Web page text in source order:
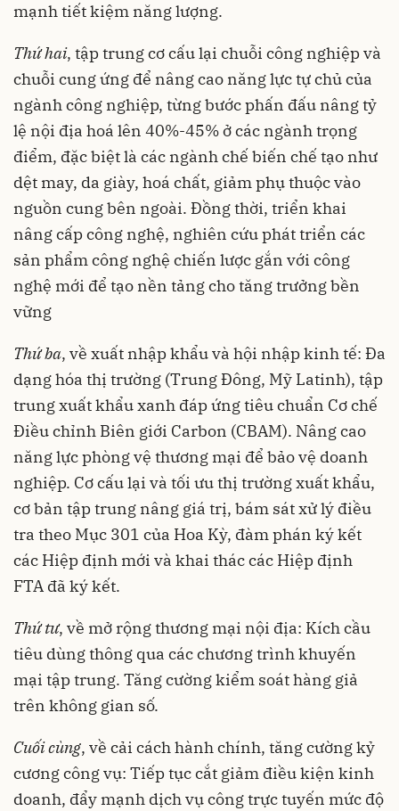
mạnh tiết kiệm năng lượng.
Thứ hai, tập trung cơ cấu lại chuỗi công nghiệp và
chuỗi cung ứng để nâng cao năng lực tự chủ của
ngành công nghiệp, từng bước phấn đấu nâng tỷ
lệ nội địa hoá lên 40%-45% ở các ngành trọng
điểm, đặc biệt là các ngành chế biến chế tạo như
dệt may, da giày, hoá chất, giảm phụ thuộc vào
nguồn cung bên ngoài. Đồng thời, triển khai
nâng cấp công nghệ, nghiên cứu phát triển các
sản phẩm công nghệ chiến lược gắn với công
nghệ mới để tạo nền tảng cho tăng trưởng bền
vững
Thứ ba, về xuất nhập khẩu và hội nhập kinh tế: Đa
dạng hóa thị trường (Trung Đông, Mỹ Latinh), tập
trung xuất khẩu xanh đáp ứng tiêu chuẩn Cơ chế
Điều chỉnh Biên giới Carbon (CBAM). Nâng cao
năng lực phòng vệ thương mại để bảo vệ doanh
nghiệp. Cơ cấu lại và tối ưu thị trường xuất khẩu,
cơ bản tập trung nâng giá trị, bám sát xử lý điều
tra theo Mục 301 của Hoa Kỳ, đàm phán ký kết
các Hiệp định mới và khai thác các Hiệp định
FTA đã ký kết.
Thứ tư, về mở rộng thương mại nội địa: Kích cầu
tiêu dùng thông qua các chương trình khuyến
mại tập trung. Tăng cường kiểm soát hàng giả
trên không gian số.
Cuối cùng, về cải cách hành chính, tăng cường kỷ
cương công vụ: Tiếp tục cắt giảm điều kiện kinh
doanh, đẩy mạnh dịch vụ công trực tuyến mức độ